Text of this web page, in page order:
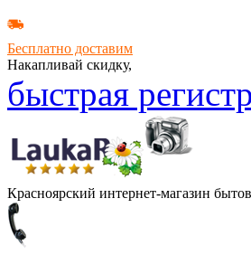
Бесплатно доставим
Накапливай скидку,
быстрая
Красноярский интернет-магазин